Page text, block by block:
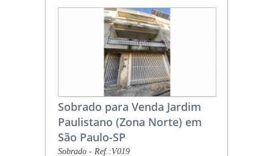
Sobrado para Venda Jardim
Paulistano (Zona Norte) em
São Paulo-SP
Sobrado - Ref.:V019